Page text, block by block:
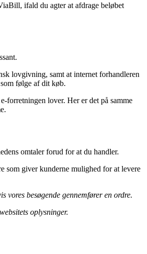
ifald du agter at afdrage beløbet
lovgivning, samt at internet forhandleren
følge af dit køb.
forretningen lover. Her er det på samme
omtaler forud for at du handler.
som giver kunderne mulighed for at levere
vores besøgende gennemfører en ordre.
oplysninger.